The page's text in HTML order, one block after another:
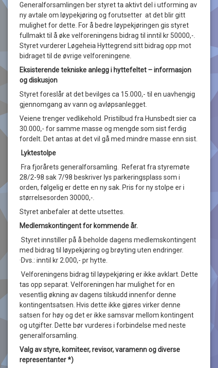
Generalforsamlingen ber styret ta aktivt del i utforming av
ny avtale om løypekjøring og forutsetter at det blir gitt
mulighet for dette. For å bedre løypekjøringen gis styret
fullmakt til å øke velforeningens bidrag til inntil kr 50000,-.
Styret vurderer Løgeheia Hyttegrend sitt bidrag opp mot
bidraget til de øvrige velforeningene.
Eksisterende tekniske anlegg i hyttefeltet – informasjon
og diskusjon
Styret foreslår at det bevilges ca 15.000,- til en uavhengig
gjennomgang av vann og avløpsanlegget.
Veiene trenger vedlikehold. Pristilbud fra Hunsbedt sier ca
30.000,- for samme masse og mengde som sist ferdig
fordelt. Det antas at det vil gå med mindre masse enn sist.
Lyktestolpe
Fra fjorårets generalforsamling. Referat fra styremøte
28/2-98 sak 7/98 beskriver lys parkeringsplass som i
orden, følgelig er dette en ny sak. Pris for ny stolpe er i
størrelsesorden 30000,-.
Styret anbefaler at dette utsettes.
Medlemskontingent for kommende år.
Styret innstiller på å beholde dagens medlemskontingent
med bidrag til løypekjøring og brøyting uten endringer.
·Dvs.: inntil kr 2.000,- pr hytte.
Velforeningens bidrag til løypekjøring er ikke avklart. Dette
tas opp separat. Velforeningen har mulighet for en
vesentlig økning av dagens tilskudd innenfor denne
kontingentsatsen. Hvis dette ikke gjøres virker denne
satsen for høy og det er ikke samsvar mellom kontingent
og utgifter. Dette bør vurderes i forbindelse med neste
generalforsamling.
Valg av styre, komiteer, revisor, varamenn og diverse
representanter *)